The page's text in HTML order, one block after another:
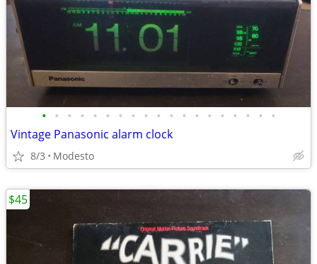
• • • • • • • • • • • • • • • • • • •
Vintage Panasonic alarm clock
8/3 Modesto
$45